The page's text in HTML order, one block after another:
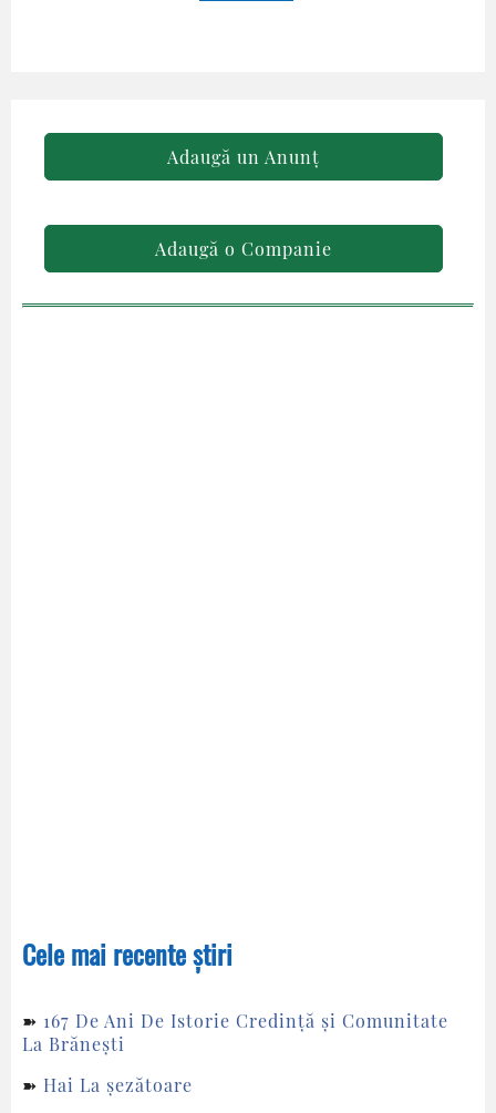
Adaugă un Anunț
Adaugă o Companie
Cele mai recente știri
➽ 167 De Ani De Istorie Credință și Comunitate
La Brănești
➽ Hai La șezătoare